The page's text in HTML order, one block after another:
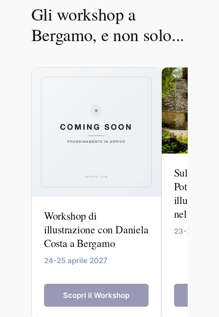
Gli workshop a
Bergamo, e non solo...
Workshop di
illustrazione con Daniela
Costa a Bergamo
24-25 aprile 2027
Scopri il Workshop
Sulle
Potter –
nel Lake
23-27